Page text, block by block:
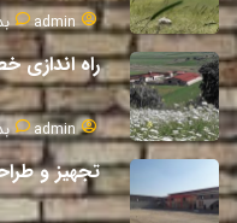
admin
راه اندازی
admin
تجهیز و